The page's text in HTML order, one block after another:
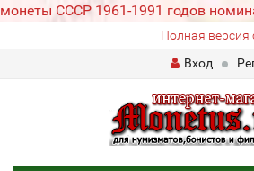
монеты СССР 1961-1991 годов
Полная версия
Вход